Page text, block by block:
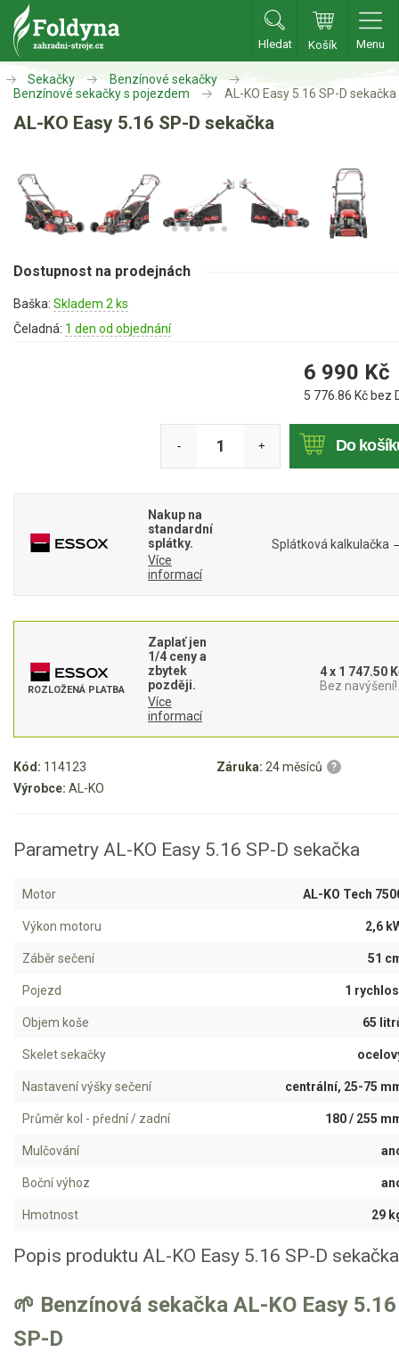
Hledat Košík Menu
Zahradní traktory
Zahradní traktory
Aku traktory
Příslušenství
Sekačky
Benzínové sekačky
Akumulátorové sekačky
Křovinořezy a vyžínače
Aku křovinořezy a vyžínače
Motorové pily
Elektrické pily
AKU zahradní technika
Aku křovinořezy a vyžínače
Aku pily
Aku sekačky
Aku STIHL
Štípačka na dřevo
VARI malotraktory
Sněhové frézy
Vertikutátory
Kultivátory
Sekačky
Benzínové sekačky
Benzínové sekačky s pojezdem
AL-KO Easy 5.16 SP-D sekačka
AL-KO Easy 5.16 SP-D sekačka
Kód: 114123 Záruka: 24 měsíců ?
Výrobce: AL-KO
Dostupnost na prodejnách
Baška: Skladem 2 ks
Čeladná: 1 den od objednání
6 990 Kč
5 776.86 Kč bez
- + Do
Nakup na
standardní
splátky.
Více
informací
Splátková kalkulačka
ROZLOŽENÁ PLATBA
Zaplať jen
1/4 ceny a
zbytek
později.
Více
informací
4 x 1 747.50
Bez navýšení!
Parametry AL-KO Easy 5.16 SP-D sekačka
Motor AL-KO Tech
Výkon motoru 2,6
Záběr sečení 51
Pojezd 1
Objem koše 65
Skelet sekačky
Nastavení výšky sečení centrální, 25-75
Průměr kol - přední / zadní 180 / 255
Mulčování
Boční výhoz
Hmotnost 29
Popis produktu AL-KO Easy 5.16 SP-D sekačka
🌱 Benzínová sekačka AL-KO Easy 5.16
SP-D